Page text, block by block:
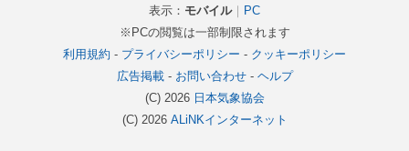
表示： モバイル｜
PC
※PCの閲覧は一部制限されます
利用規約 - プライバシーポリシー - クッキーポリシー
広告掲載- お問い合わせ- ヘルプ
(C) 2026 日本気象協会
(C) 2026 ALiNKインターネット